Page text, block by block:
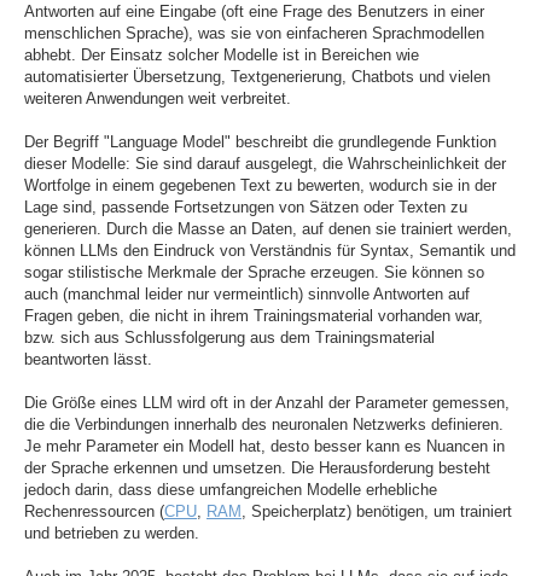
Antworten auf eine Eingabe (oft eine Frage des Benutzers in einer
menschlichen Sprache), was sie von einfacheren Sprachmodellen
abhebt. Der Einsatz solcher Modelle ist in Bereichen wie
automatisierter Übersetzung, Textgenerierung, Chatbots und vielen
weiteren Anwendungen weit verbreitet.
Der Begriff "Language Model" beschreibt die grundlegende Funktion
dieser Modelle: Sie sind darauf ausgelegt, die Wahrscheinlichkeit der
Wortfolge in einem gegebenen Text zu bewerten, wodurch sie in der
Lage sind, passende Fortsetzungen von Sätzen oder Texten zu
generieren. Durch die Masse an Daten, auf denen sie trainiert werden,
können LLMs den Eindruck von Verständnis für Syntax, Semantik und
sogar stilistische Merkmale der Sprache erzeugen. Sie können so
auch (manchmal leider nur vermeintlich) sinnvolle Antworten auf
Fragen geben, die nicht in ihrem Trainingsmaterial vorhanden war,
bzw. sich aus Schlussfolgerung aus dem Trainingsmaterial
beantworten lässt.
Die Größe eines LLM wird oft in der Anzahl der Parameter gemessen,
die die Verbindungen innerhalb des neuronalen Netzwerks definieren.
Je mehr Parameter ein Modell hat, desto besser kann es Nuancen in
der Sprache erkennen und umsetzen. Die Herausforderung besteht
jedoch darin, dass diese umfangreichen Modelle erhebliche
Rechenressourcen (CPU, RAM , Speicherplatz) benötigen, um trainiert
und betrieben zu werden.